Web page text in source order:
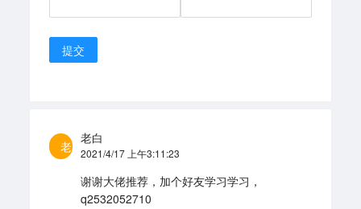
提交
老
老白
2021/4/17 上午3:11:23
谢谢大佬推荐，加个好友学习学习，
q2532052710